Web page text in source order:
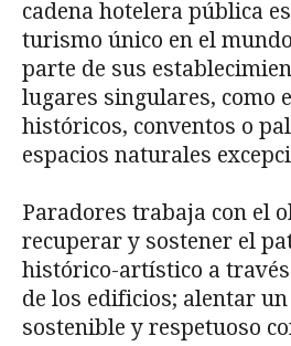
cadena hotelera pública
turismo único en el
parte de sus
lugares singulares, como
históricos, conventos o
espacios naturales
Paradores trabaja con el
recuperar y sostener el
histórico-artístico a
de los edificios; alentar
sostenible y respetuoso